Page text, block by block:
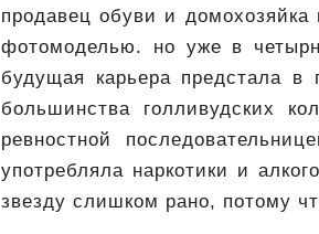
продавец обуви и
фотомоделью. но уже в
будущая карьера предстала в
большинства голливудских
ревностной
употребляла наркотики и
звезду слишком рано, потому